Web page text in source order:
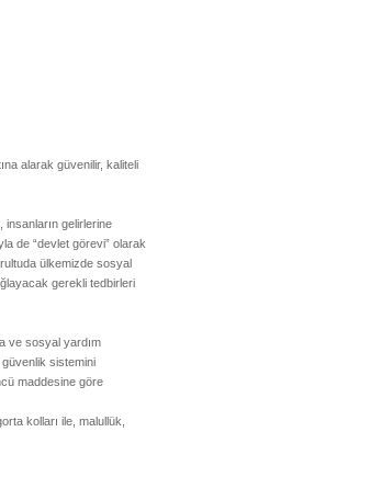
alarak güvenilir, kaliteli
gelirlerine
de “devlet görevi” olarak
ülkemizde sosyal
gerekli tedbirleri
ve sosyal yardım
güvenlik sistemini
maddesine göre
kolları ile, malullük,